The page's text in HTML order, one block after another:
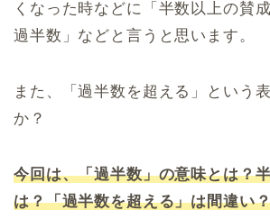
くなった時などに「半数以上の賛
過半数」などと言うと思います。
また、「過半数を超える」という
か？
今回は、「過半数」の意味とは？
は？「過半数を超える」は間違い